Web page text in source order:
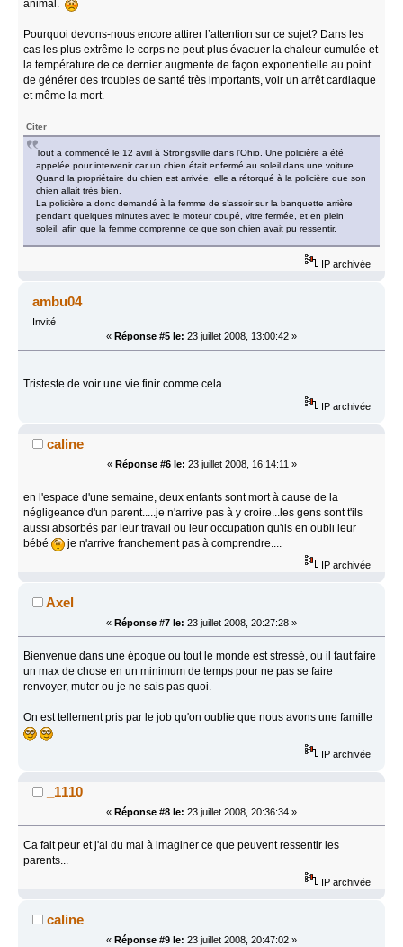
animal.
Pourquoi devons-nous encore attirer l’attention sur ce sujet? Dans les
cas les plus extrême le corps ne peut plus évacuer la chaleur cumulée et
la température de ce dernier augmente de façon exponentielle au point
de générer des troubles de santé très importants, voir un arrêt cardiaque
et même la mort.
Citer
Tout a commencé le 12 avril à Strongsville dans l'Ohio. Une policière a été
appelée pour intervenir car un chien était enfermé au soleil dans une voiture.
Quand la propriétaire du chien est arrivée, elle a rétorqué à la policière que son
chien allait très bien.
La policière a donc demandé à la femme de s’assoir sur la banquette arrière
pendant quelques minutes avec le moteur coupé, vitre fermée, et en plein
soleil, afin que la femme comprenne ce que son chien avait pu ressentir.
IP archivée
ambu04
Invité
« Réponse #5 le: 23 juillet 2008, 13:00:42 »
Tristeste de voir une vie finir comme cela
IP archivée
caline
« Réponse #6 le: 23 juillet 2008, 16:14:11 »
en l'espace d'une semaine, deux enfants sont mort à cause de la
négligeance d'un parent.....je n'arrive pas à y croire...les gens sont t'ils
aussi absorbés par leur travail ou leur occupation qu'ils en oubli leur
bébé
je n'arrive franchement pas à comprendre....
IP archivée
Axel
« Réponse #7 le: 23 juillet 2008, 20:27:28 »
Bienvenue dans une époque ou tout le monde est stressé, ou il faut faire
un max de chose en un minimum de temps pour ne pas se faire
renvoyer, muter ou je ne sais pas quoi.
On est tellement pris par le job qu'on oublie que nous avons une famille
IP archivée
_1110
« Réponse #8 le: 23 juillet 2008, 20:36:34 »
Ca fait peur et j'ai du mal à imaginer ce que peuvent ressentir les
parents...
IP archivée
caline
« Réponse #9 le: 23 juillet 2008, 20:47:02 »